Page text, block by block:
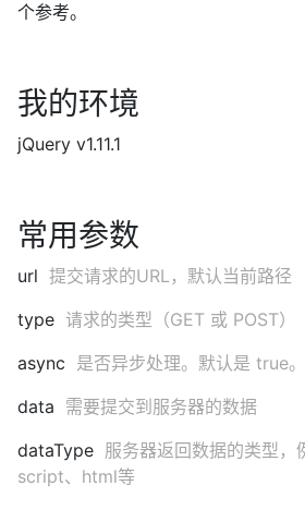
个参考。
我的环境
jQuery v1.11.1
常用参数
url 提交请求的URL，默认当前路径
type 请求的类型（GET 或 POST）
async 是否异步处理。默认是 true。
data 需要提交到服务器的数据
dataType 服务器返回数据的类型，
script、html等